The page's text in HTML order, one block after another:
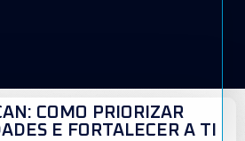
COMO PRIORIZAR
E FORTALECER A TI